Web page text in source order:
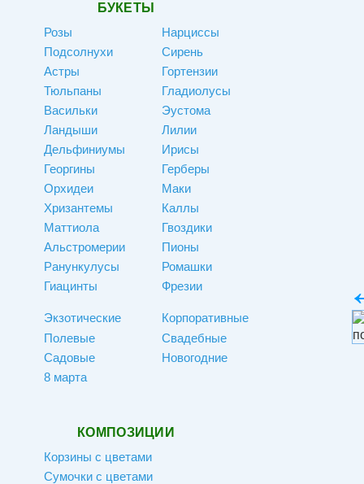
БУКЕТЫ
Розы
Подсолнухи
Астры
Тюльпаны
Васильки
Ландыши
Дельфиниумы
Георгины
Орхидеи
Хризантемы
Маттиола
Альстромерии
Ранункулусы
Гиацинты
Экзотические
Нарциссы
Сирень
Гортензии
Гладиолусы
Эустома
Лилии
Ирисы
Герберы
Маки
Каллы
Гвоздики
Пионы
Ромашки
Фрезии
Корпоративные
Полевые
Садовые
8 марта
Свадебные
Новогодние
КОМПОЗИЦИИ
Корзины с цветами
Сумочки с цветами